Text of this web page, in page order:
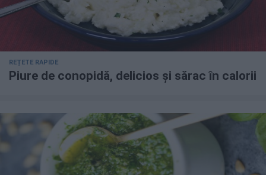
REȚETE RAPIDE
Piure de conopidă, delicios și sărac în calorii